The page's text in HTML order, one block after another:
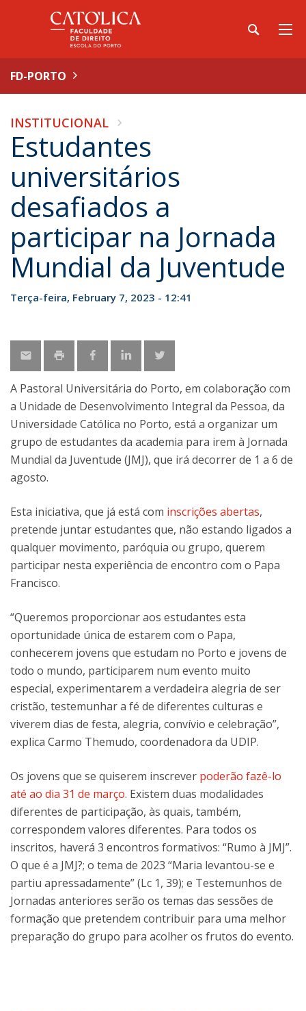
FD-PORTO
INSTITUCIONAL
Estudantes
universitários
desafiados a
participar na Jornada
Mundial da Juventude
Terça-feira, February 7, 2023 - 12:41
A Pastoral Universitária do Porto, em colaboração com
a Unidade de Desenvolvimento Integral da Pessoa, da
Universidade Católica no Porto, está a organizar um
grupo de estudantes da academia para irem à Jornada
Mundial da Juventude (JMJ), que irá decorrer de 1 a 6 de
agosto.
Esta iniciativa, que já está com inscrições abertas,
pretende juntar estudantes que, não estando ligados a
qualquer movimento, paróquia ou grupo, querem
participar nesta experiência de encontro com o Papa
Francisco.
“Queremos proporcionar aos estudantes esta
oportunidade única de estarem com o Papa,
conhecerem jovens que estudam no Porto e jovens de
todo o mundo, participarem num evento muito
especial, experimentarem a verdadeira alegria de ser
cristão, testemunhar a fé de diferentes culturas e
viverem dias de festa, alegria, convívio e celebração”,
explica Carmo Themudo, coordenadora da UDIP.
Os jovens que se quiserem inscrever poderão fazê-lo
até ao dia 31 de março. Existem duas modalidades
diferentes de participação, às quais, também,
correspondem valores diferentes. Para todos os
inscritos, haverá 3 encontros formativos: “Rumo à JMJ”.
O que é a JMJ?; o tema de 2023 “Maria levantou-se e
partiu apressadamente” (Lc 1, 39); e Testemunhos de
Jornadas anteriores serão os temas das sessões de
formação que pretendem contribuir para uma melhor
preparação do grupo para acolher os frutos do evento.